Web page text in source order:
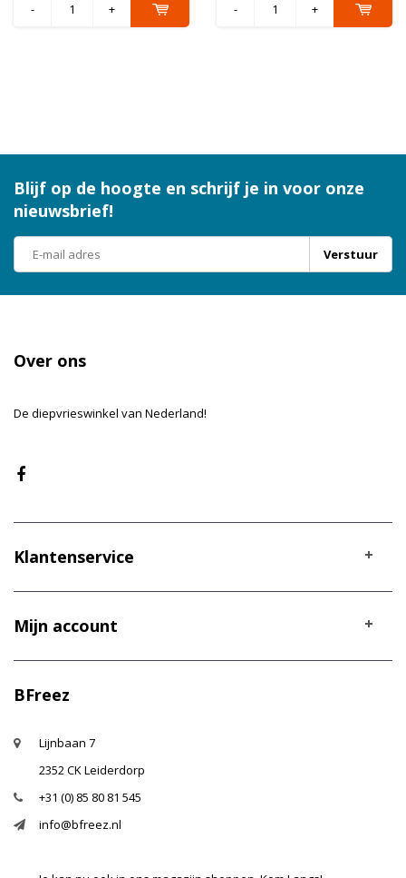
- + - +
Blijf op de hoogte en schrijf je in voor onze
nieuwsbrief!
Verstuur
Over ons
De diepvrieswinkel van Nederland!
Klantenservice
Mijn account
BFreez
Lijnbaan 7
2352 CK Leiderdorp
+31 (0) 85 80 81 545
info@bfreez.nl